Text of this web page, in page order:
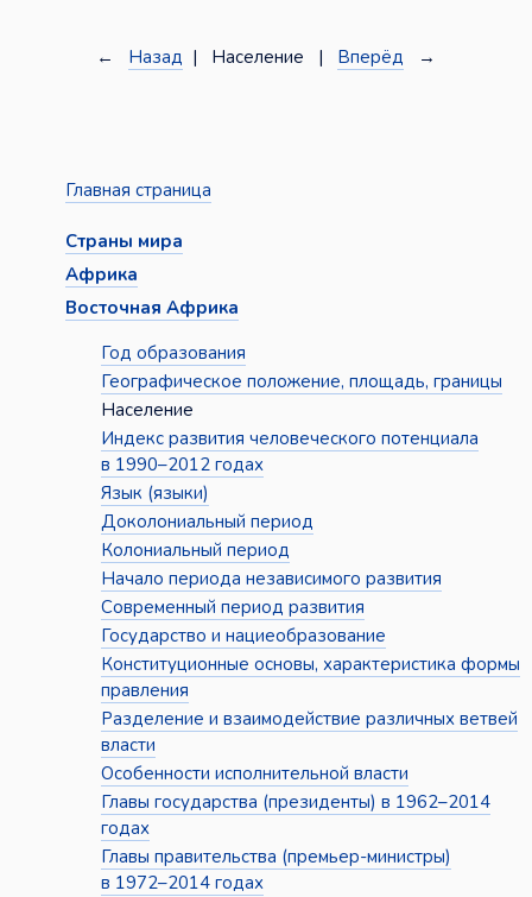
← Назад | Население | Вперёд →
Главная страница
Страны мира
Африка
Восточная Африка
Год образования
Географическое положение, площадь, границы
Население
Индекс развития человеческого потенциала
в 1990–2012 годах
Язык (языки)
Доколониальный период
Колониальный период
Начало периода независимого развития
Современный период развития
Государство и нациеобразование
Конституционные основы, характеристика формы
правления
Разделение и взаимодействие различных ветвей
власти
Особенности исполнительной власти
Главы государства (президенты) в 1962–2014
годах
Главы правительства (премьер-министры)
в 1972–2014 годах